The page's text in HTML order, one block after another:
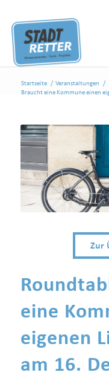
Startseite / Veranstaltungen
/
Braucht eine Kommune einen
Zur
eine
eigenen
am 16.